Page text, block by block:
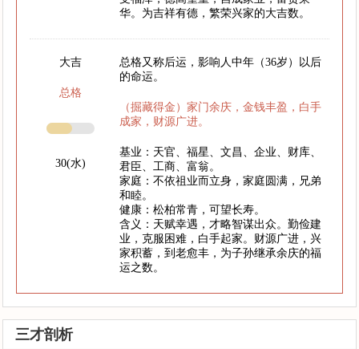
华。为吉祥有德，繁荣兴家的大吉数。
大吉
总格
30(水)
总格又称后运，影响人中年（36岁）以后
的命运。
（掘藏得金）家门余庆，金钱丰盈，白手
成家，财源广进。
基业：天官、福星、文昌、企业、财库、
君臣、工商、富翁。
家庭：不依祖业而立身，家庭圆满，兄弟
和睦。
健康：松柏常青，可望长寿。
含义：天赋幸遇，才略智谋出众。勤俭建
业，克服困难，白手起家。财源广进，兴
家积蓄，到老愈丰，为子孙继承余庆的福
运之数。
三才剖析